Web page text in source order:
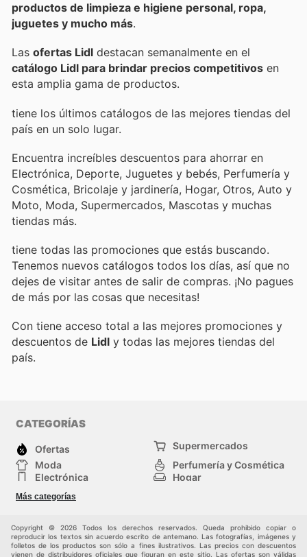
productos de limpieza e higiene personal, ropa,
juguetes y mucho más.
Las ofertas Lidl destacan semanalmente en el
catálogo Lidl para brindar precios competitivos en
esta amplia gama de productos.
tiene los últimos catálogos de las mejores tiendas del
país en un solo lugar.
Encuentra increíbles descuentos para ahorrar en
Electrónica, Deporte, Juguetes y bebés, Perfumería y
Cosmética, Bricolaje y jardinería, Hogar, Otros, Auto y
Moto, Moda, Supermercados, Mascotas y muchas
tiendas más.
tiene todas las promociones que estás buscando.
Tenemos nuevos catálogos todos los días, así que no
dejes de visitar antes de salir de compras. ¡No pagues
de más por las cosas que necesitas!
Con tiene acceso total a las mejores promociones y
descuentos de Lidl y todas las mejores tiendas del
país.
CATEGORÍAS
Ofertas
Supermercados
Moda
Perfumería y Cosmética
Electrónica
Hogar
Deporte
Juguetes y bebés
Más categorías
Copyright © 2026 Todos los derechos reservados. Queda prohibido copiar o
reproducir los textos sin acuerdo escrito de antemano. Las fotografías, imágenes y
folletos de los productos son sólo a fines ilustrativos. Las precios con descuentos
vienen de distribuidores oficiales que figuran en este sitio. Las ofertas son válidas